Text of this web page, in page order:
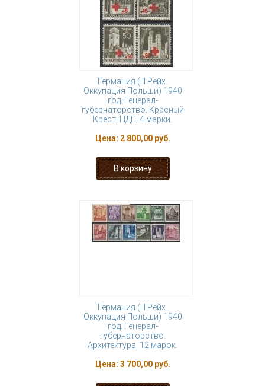
Германия (III Рейх.
Оккупация Польши) 1940
год. Генерал-
губернаторство. Красный
Крест, НДП, 4 марки.
Цена: 2 800,00 руб.
Германия (III Рейх.
Оккупация Польши) 1940
год. Генерал-
губернаторство.
Архитектура, 12 марок.
Цена: 3 700,00 руб.